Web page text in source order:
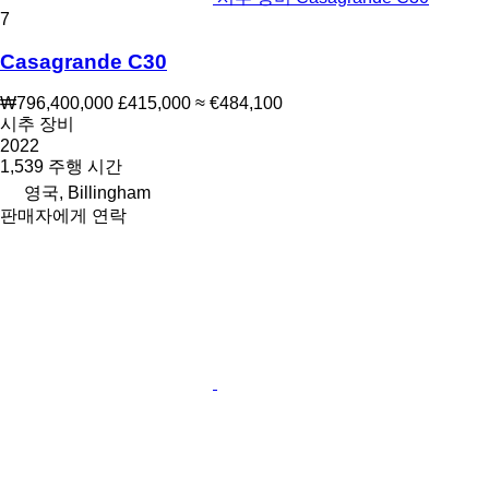
7
Casagrande C30
₩796,400,000 £415,000 ≈ €484,100
시추 장비
2022
1,539 주행 시간
영국, Billingham
판매자에게 연락